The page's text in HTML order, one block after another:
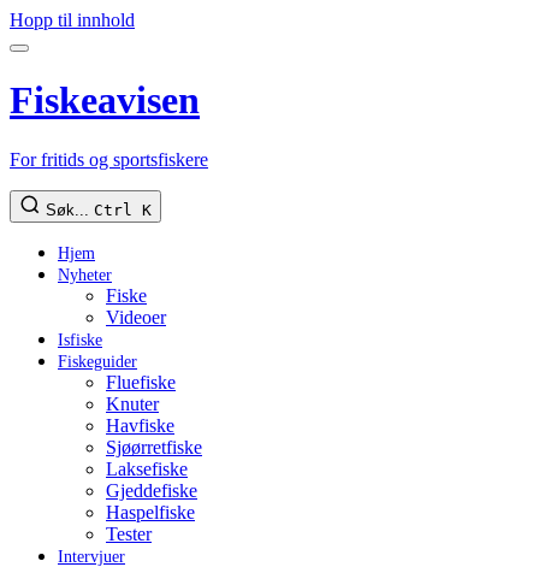
Hopp til innhold
Fiskeavisen
For fritids og sportsfiskere
Søk... Ctrl K
Hjem
Nyheter
Fiske
Videoer
Isfiske
Fiskeguider
Fluefiske
Knuter
Havfiske
Sjøørretfiske
Laksefiske
Gjeddefiske
Haspelfiske
Tester
Intervjuer